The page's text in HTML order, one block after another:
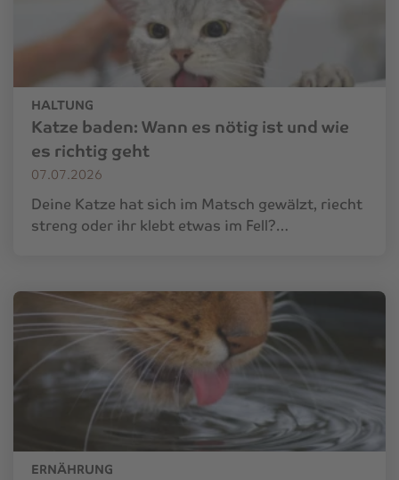
HALTUNG
Katze baden: Wann es nötig ist und wie
es richtig geht
07.07.2026
Deine Katze hat sich im Matsch gewälzt, riecht
streng oder ihr klebt etwas im Fell?…
ERNÄHRUNG